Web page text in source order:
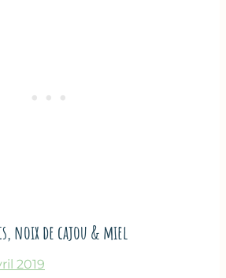
noix de cajou & miel
2019